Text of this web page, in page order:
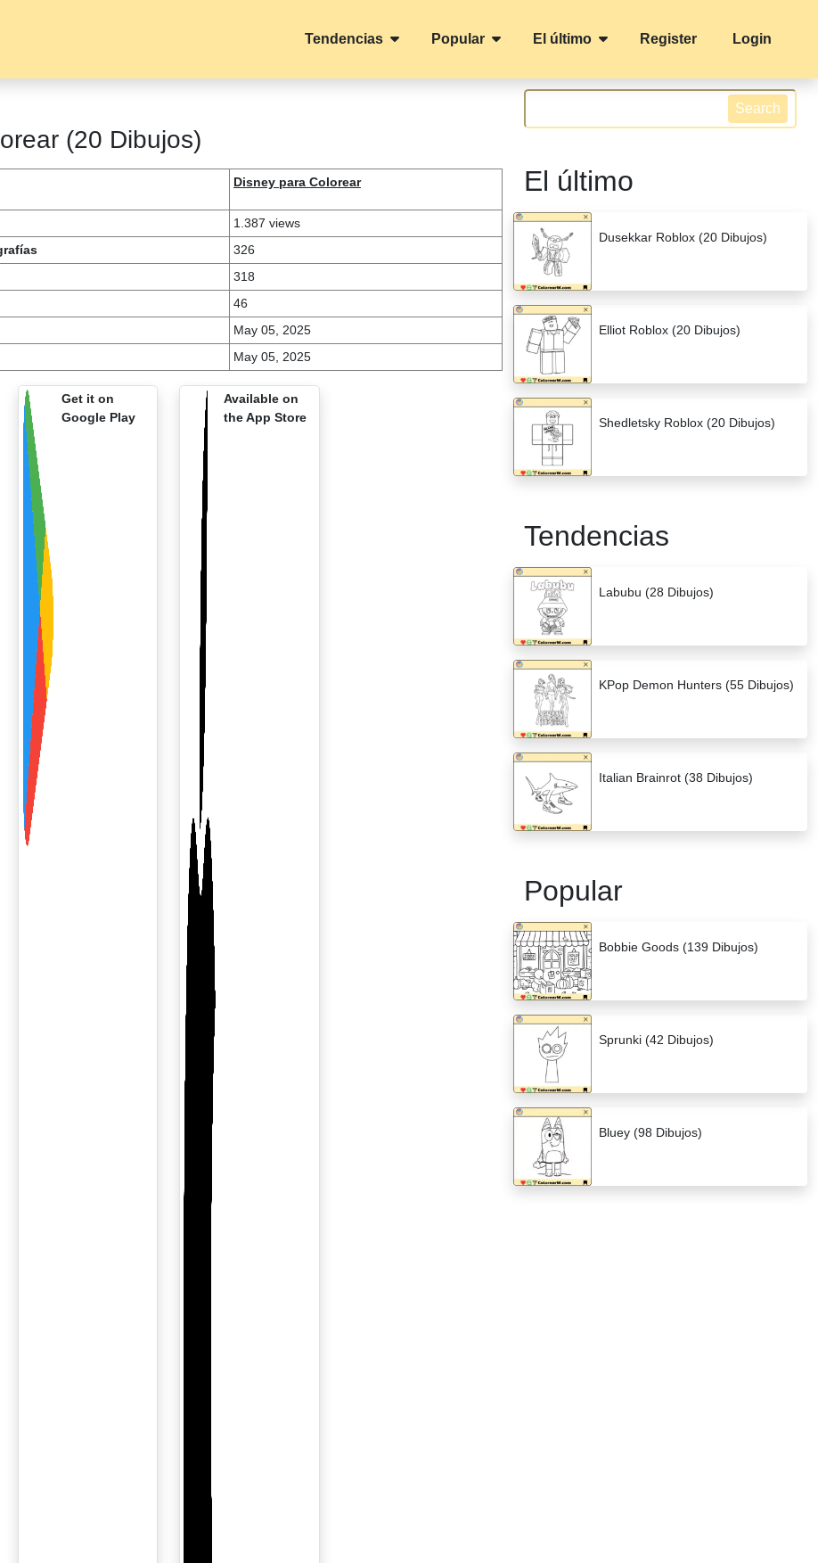
Tendencias Popular El último Register Login
(20 Dibujos)
Disney para Colorear
1.387 views
326
318
46
May 05, 2025
May 05, 2025
Get it on
Google Play
Available on
the App Store
Search
El último
Dusekkar Roblox (20 Dibujos)
Elliot Roblox (20 Dibujos)
Shedletsky Roblox (20 Dibujos)
Tendencias
Labubu (28 Dibujos)
KPop Demon Hunters (55 Dibujos)
Italian Brainrot (38 Dibujos)
Popular
Bobbie Goods (139 Dibujos)
Sprunki (42 Dibujos)
Bluey (98 Dibujos)